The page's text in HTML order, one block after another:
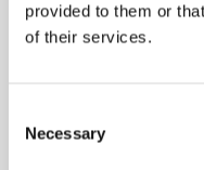
provided to them or
of their services.
Selection
Necessary
Account Manager, IPW